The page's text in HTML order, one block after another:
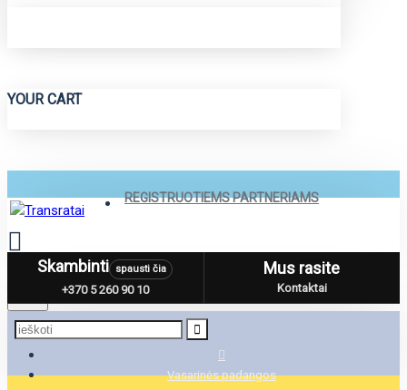
YOUR CART
REGISTRUOTIEMS PARTNERIAMS
MenuSkambinti spausti čia
+370 5 260 90 10
Mus rasite
Kontaktai
Vasarinės padangos